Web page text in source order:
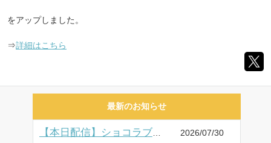
をアップしました。
⇒詳細はこちら
最新のお知らせ
2026/07/30